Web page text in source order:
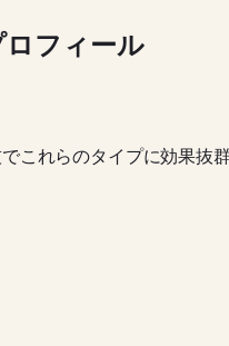
フィール
これらのタイプに効果抜